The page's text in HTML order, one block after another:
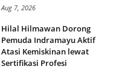
Aug 7, 2026
Hilal Hilmawan Dorong
Pemuda Indramayu Aktif
Atasi Kemiskinan lewat
Sertifikasi Profesi